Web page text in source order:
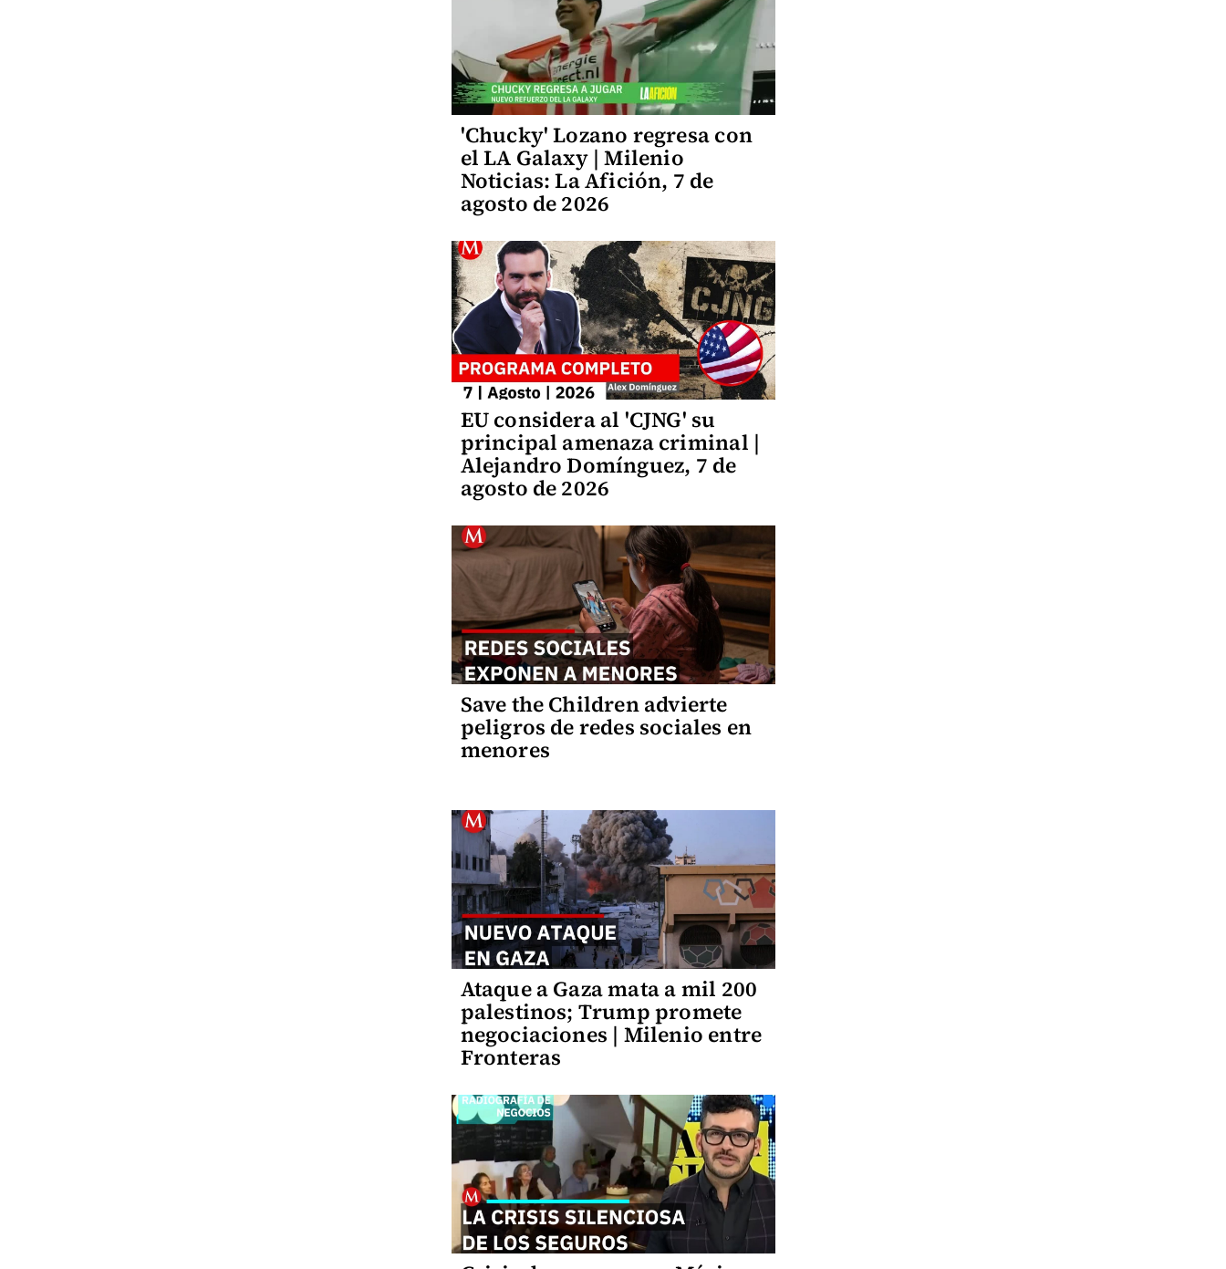
'Chucky' Lozano regresa con
el LA Galaxy | Milenio
Noticias: La Afición, 7 de
agosto de 2026
EU considera al 'CJNG' su
principal amenaza criminal |
Alejandro Domínguez, 7 de
agosto de 2026
Save the Children advierte
peligros de redes sociales en
menores
Ataque a Gaza mata a mil 200
palestinos; Trump promete
negociaciones | Milenio entre
Fronteras